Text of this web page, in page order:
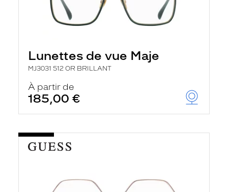
Lunettes de vue Maje
MJ3031 512 OR BRILLANT
À partir de
185,00 €